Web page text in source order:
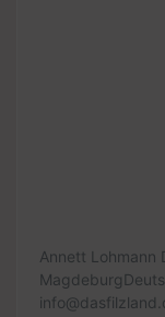
Annett Lohmann